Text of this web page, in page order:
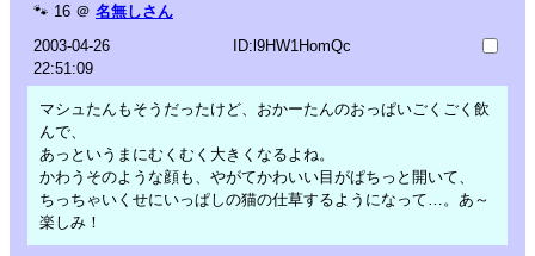
🐾 16 ＠ 名無しさん
2003-04-26
22:51:09
ID:l9HW1HomQc
マシュたんもそうだったけど、おかーたんのおっぱいごくごく飲
んで、
あっというまにむくむく大きくなるよね。
かわうそのような顔も、やがてかわいい目がぱちっと開いて、
ちっちゃいくせにいっぱしの猫の仕草するようになって…。あ～
楽しみ！